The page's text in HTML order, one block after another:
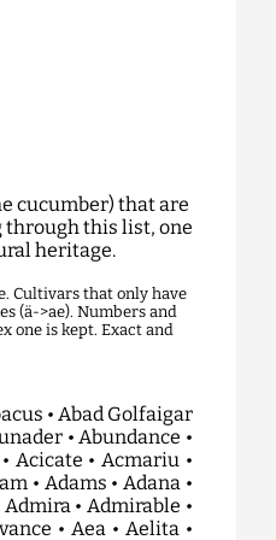
cucumber) that are
through this list, one
heritage.
Cultivars that only have
(ä->ae). Numbers and
one is kept. Exact and
• Betty • Betuwse Witte • Beverly • Beyzade • Bez Hlopot • Bhakpure • Bhusat • Bialoruski • Bian Peng Qing Huang Gua • Bianca • Bianco Corto Parigino • Bianco Lungo Di Parigi • Bianco Primaticcio • Biar Maraton • Bibit Ketimun • Bidal • Bidretta • Bieng • Big Ben • Big Burpless • Big Jack • Big Potato • Big Purple Ripened • Big Star • Bigsun • Bikit Mertajam • Bila Salatovka • Bilbao • Billur • Bilqis • Bilska • Bilske Nakladacky • Bimbo Star • Bingo • Binlangkoo • Birgit • Biri • Biryuchekutskii • Bisera • Biserka • Bismarck • Bispor • Bistrenski • Bistrica • Bistrita Bargaului • Bistritza • Bites • Bitolska • Bitspot • Bitter Free • Bittervrij • Bittex • Bivolarie • Bivugeel • Bivur • Bivuwit • Biznes • Bjorn • Black Diamond • Black Spine Russian • Blacky • Blagodatnyj • Blagovest • Blanc Hatif • Blanc Long Parisien • Blanc Tres Gros De Bonneuil • Blanco • Blank Fele • Blanka • Blason • Blazh • Blecky • Blik • Blind Leaf Apex • Blitz • Bliznetsy • Blue Spring • Blues • Boa • Bobrik • Bochkovoj • Bocsi • Boda • Bodega • Bodering • Bodina • Bodrik • Bodring • Bodryachok • Bogatyrskaya Sila • Bogdana • Bogyoszloi • Bohdana • Bohemia • Boise • Boka • Bolcanto • Bolena • Bolivar • Bolko • Bologna • Boloria • Bolton • Bomber • Bombita • Bonaire • Bonami • Bonanza • Bonbon • Boneva • Bongo • Bonifacio • Bonita • Bonkor • Bonnet • Bonneuil • Bonnie • Bono • Bonus • Boothbys Blonde • Bor • Bora Shawsha • Borciagovskij • Boreal • Borelly • Borgata • Borham • Borhan • Boris • Borisych • Borja • Borka • Bornand • Borovichok • Borowskian • Borrely • Borszczagowski • Borus • Boruta • Bosco • Bosporus • Bosquet • Boss • Boston • Boston Heyare • Boston Pickling • Botanik • Botermo • Botero • Botosani • Botsman • Bountiful • Bounty • Bourbonne Cornichon • Bowing • Boxer • Boyarskij • Bozes • Boztom • Bradley • Brahms • Branco Longo • Brando • Branina • Brasilia • Brassard • Bratets Ivanushka • Bratishka • Bravo Nou • Brejk • Brenda • Brenji • Brennbergbanyai • Breso • Brice • Brigadir